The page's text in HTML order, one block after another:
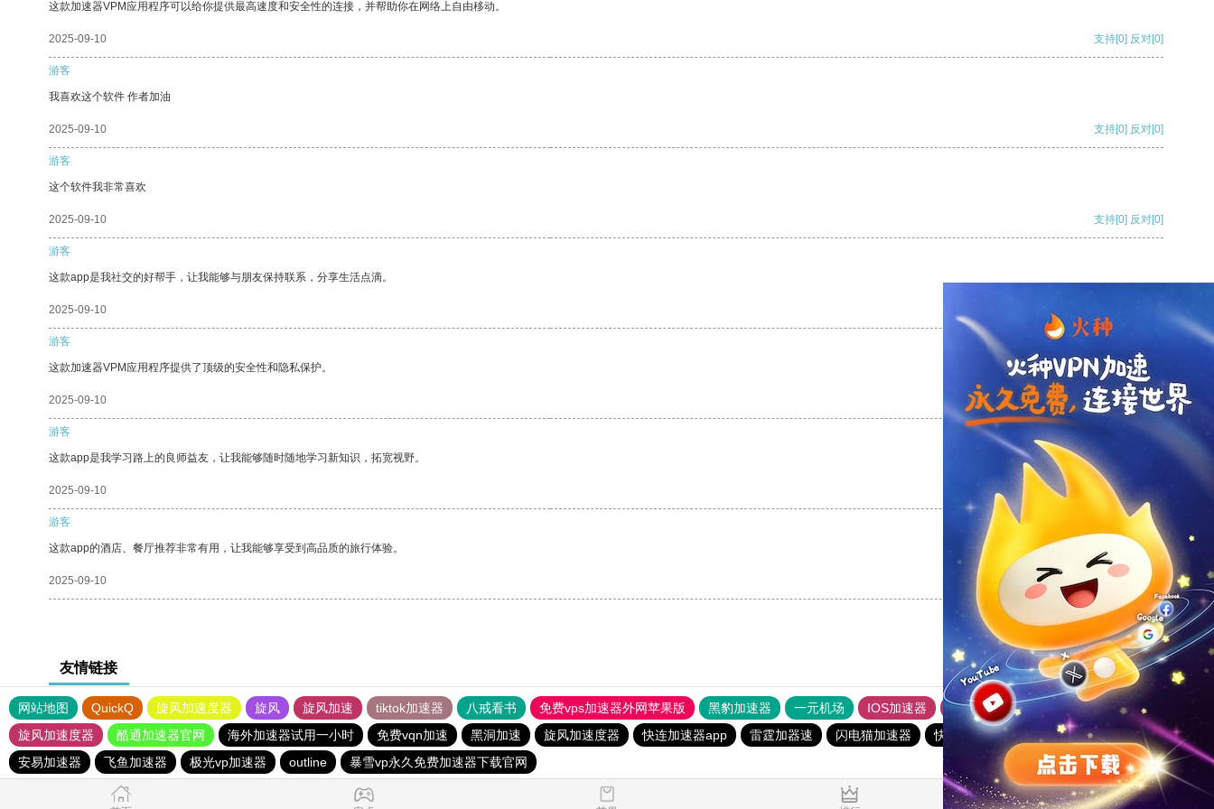
这款加速器VPM应用程序可以给你提供最高速度和安全性的连接，并帮助你在网络上自由移动。
2025-09-10 支持[0] 反对[0]
游客
我喜欢这个软件 作者加油
2025-09-10 支持[0] 反对[0]
游客
这个软件我非常喜欢
2025-09-10 支持[0] 反对[0]
游客
这款app是我社交的好帮手，让我能够与朋友保持联系，分享生活点滴。
2025-09-10
游客
这款加速器VPM应用程序提供了顶级的安全性和隐私保护。
2025-09-10 支持 [0] 反对[0]
游客
这款app是我学习路上的良师益友，让我能够随时随地学习新知识，拓宽视野。
2025-09-10 支持[0] 反对
游客
这款app的酒店、餐厅推荐非常有用，让我能够享受到高品质的旅行体验。
2025-09-10 支持[0] 反对[0]
友情链接
网站地图 QuickQ 旋风加速度器 旋风 旋风加速 tiktok加速器 八戒看书 免费vps加速器外网苹果版 黑豹加速器 一元机场 IOS加速器 旋风加速度器
ios加速器
旋风加速度器
酷通加速器官网 海外加速器试用一小时 免费vqn加速 黑洞加速 旋风加速度器 快连加速器app 雷霆加器速 闪电猫加速器 快柠檬加速器 西柚加速器
一元机场
安易加速器
飞鱼加速器 极光vp加速器 outline 暴雪vp永久免费加速器下载官网